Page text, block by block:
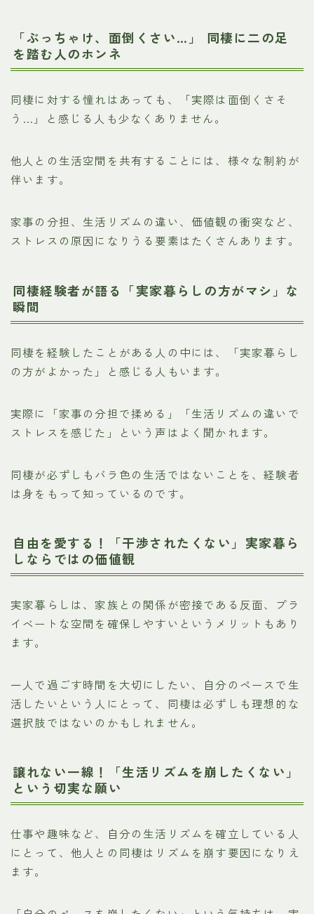
「ぶっちゃけ、面倒くさい…」 同棲に二の足
を踏む人のホンネ
同棲に対する憧れはあっても、「実際は面倒くさそ
う…」と感じる人も少なくありません。
他人との生活空間を共有することには、様々な制約が
伴います。
家事の分担、生活リズムの違い、価値観の衝突など、
ストレスの原因になりうる要素はたくさんあります。
同棲経験者が語る「実家暮らしの方がマシ」な
瞬間
同棲を経験したことがある人の中には、「実家暮らし
の方がよかった」と感じる人もいます。
実際に「家事の分担で揉める」「生活リズムの違いで
ストレスを感じた」という声はよく聞かれます。
同棲が必ずしもバラ色の生活ではないことを、経験者
は身をもって知っているのです。
自由を愛する！「干渉されたくない」実家暮ら
しならではの価値観
実家暮らしは、家族との関係が密接である反面、プラ
イベートな空間を確保しやすいというメリットもあり
ます。
一人で過ごす時間を大切にしたい、自分のペースで生
活したいという人にとって、同棲は必ずしも理想的な
選択肢ではないのかもしれません。
譲れない一線！「生活リズムを崩したくない」
という切実な願い
仕事や趣味など、自分の生活リズムを確立している人
にとって、他人との同棲はリズムを崩す要因になりえ
ます。